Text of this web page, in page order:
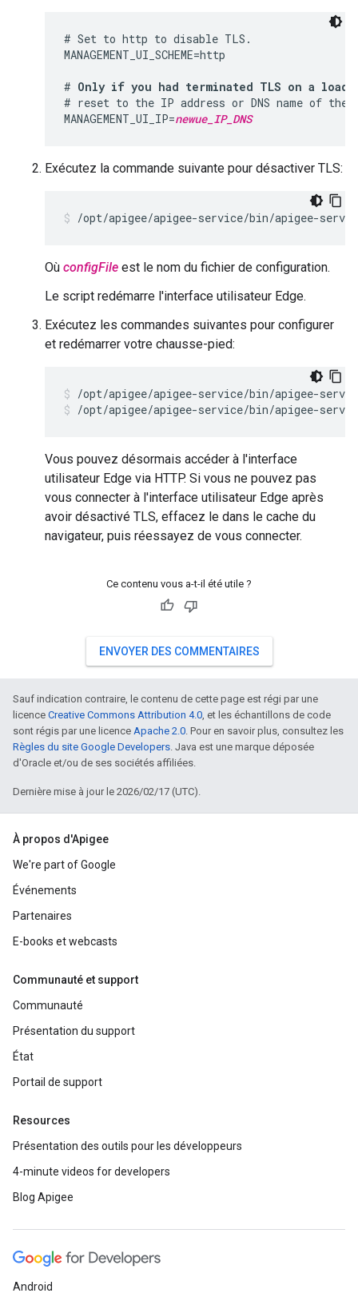
# Set to http to disable TLS.
MANAGEMENT_UI_SCHEME=http
# Only if you had terminated TLS on a load
# reset to the IP address or DNS name of the
MANAGEMENT_UI_IP=newue_IP_DNS
Exécutez la commande suivante pour désactiver TLS:
/opt/apigee/apigee-service/bin/apigee-
Où configFile est le nom du fichier de configuration.
Le script redémarre l'interface utilisateur Edge.
Exécutez les commandes suivantes pour configurer
et redémarrer votre chausse-pied:
/opt/apigee/apigee-service/bin/apigee-
/opt/apigee/apigee-service/bin/apigee-
Vous pouvez désormais accéder à l'interface
utilisateur Edge via HTTP. Si vous ne pouvez pas
vous connecter à l'interface utilisateur Edge après
avoir désactivé TLS, effacez le dans le cache du
navigateur, puis réessayez de vous connecter.
Ce contenu vous a-t-il été utile ?
ENVOYER DES COMMENTAIRES
Sauf indication contraire, le contenu de cette page est régi par une
licence Creative Commons Attribution 4.0 , et les échantillons de code
sont régis par une licence Apache 2.0 . Pour en savoir plus, consultez les
Règles du site Google Developers . Java est une marque déposée
d'Oracle et/ou de ses sociétés affiliées.
Dernière mise à jour le 2026/02/17 (UTC).
À propos d'Apigee
We're part of Google
Événements
Partenaires
E-books et webcasts
Communauté et support
Communauté
Présentation du support
État
Portail de support
Resources
Présentation des outils pour les développeurs
4-minute videos for developers
Blog Apigee
Android